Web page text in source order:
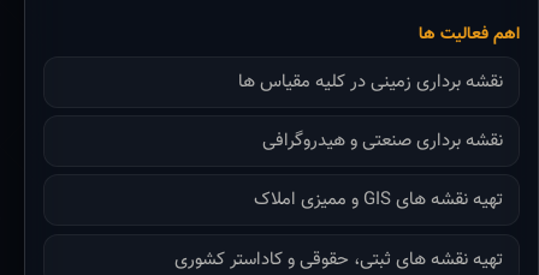
اهم فعالیت ها
نقشه برداری زمینی در کلیه مقیاس ها
نقشه برداری صنعتی و هیدروگرافی
تهیه نقشه های GIS و ممیزی املاک
تهیه نقشه های ثبتی، حقوقی و کاداستر کشوری